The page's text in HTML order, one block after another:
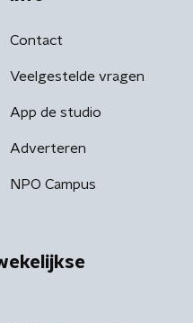
Contact
Veelgestelde vragen
App de studio
Adverteren
NPO Campus